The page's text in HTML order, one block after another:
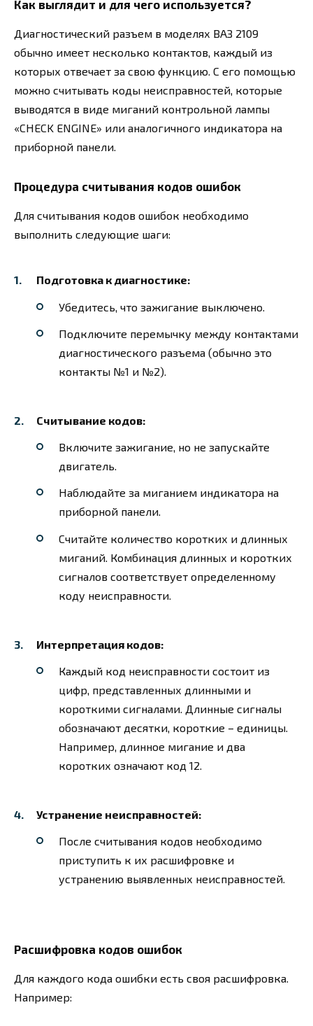
Как выглядит и для чего используется?
Диагностический разъем в моделях ВАЗ 2109
обычно имеет несколько контактов, каждый из
которых отвечает за свою функцию. С его помощью
можно считывать коды неисправностей, которые
выводятся в виде миганий контрольной лампы
«CHECK ENGINE» или аналогичного индикатора на
приборной панели.
Процедура считывания кодов ошибок
Для считывания кодов ошибок необходимо
выполнить следующие шаги:
Подготовка к диагностике:
Убедитесь, что зажигание выключено.
Подключите перемычку между контактами
диагностического разъема (обычно это
контакты №1 и №2).
Считывание кодов:
Включите зажигание, но не запускайте
двигатель.
Наблюдайте за миганием индикатора на
приборной панели.
Считайте количество коротких и длинных
миганий. Комбинация длинных и коротких
сигналов соответствует определенному
коду неисправности.
Интерпретация кодов:
Каждый код неисправности состоит из
цифр, представленных длинными и
короткими сигналами. Длинные сигналы
обозначают десятки, короткие – единицы.
Например, длинное мигание и два
коротких означают код 12.
Устранение неисправностей:
После считывания кодов необходимо
приступить к их расшифровке и
устранению выявленных неисправностей.
Расшифровка кодов ошибок
Для каждого кода ошибки есть своя расшифровка.
Например: